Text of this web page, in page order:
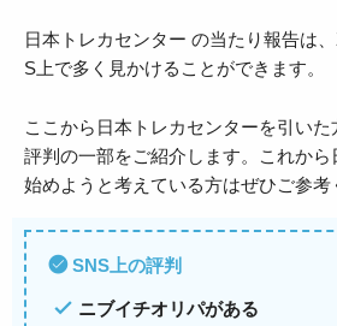
日本トレカセンター の当たり報告は
S上で多く見かけることができます。
ここから日本トレカセンターを引いた
評判の一部をご紹介します。これか
始めようと考えている方はぜひご参考
SNS上の評判
ニブイチオリパがある